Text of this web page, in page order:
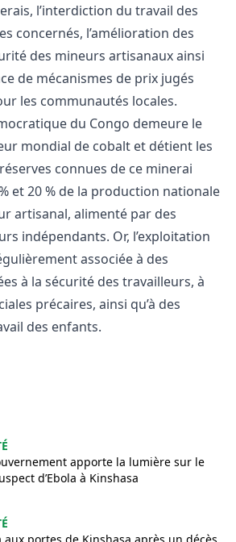
l’interdiction du travail des
concernés, l’amélioration des
des mineurs artisanaux ainsi
de mécanismes de prix jugés
les communautés locales.
du Congo demeure le
mondial de cobalt et détient les
connues de ce minerai
et 20 % de la production nationale
artisanal, alimenté par des
indépendants. Or, l’exploitation
associée à des
à la sécurité des travailleurs, à
précaires, ainsi qu’à des
des enfants.
apporte la lumière sur le
d’Ebola à Kinshasa